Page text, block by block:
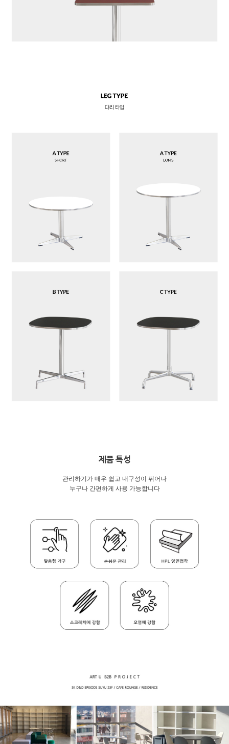
제품 특성
관리하기가 매우 쉽고 내구성이 뛰어나
누구나 간편하게 사용 가능합니다